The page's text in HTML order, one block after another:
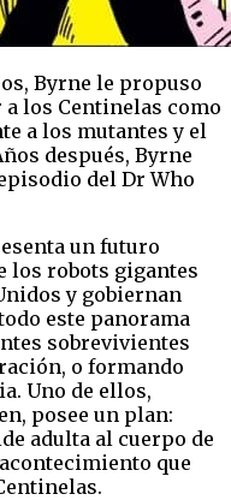
Byrne le propuso
los Centinelas como
a los mutantes y el
después, Byrne
del Dr Who
un futuro
los robots gigantes
y gobiernan
este panorama
sobrevivientes
o formando
Uno de ellos,
posee un plan:
adulta al cuerpo de
que